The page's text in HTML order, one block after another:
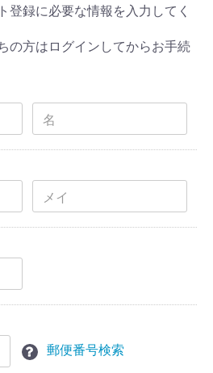
登録に必要な情報を入力してく
の方はログインしてからお手続
郵便番号検索